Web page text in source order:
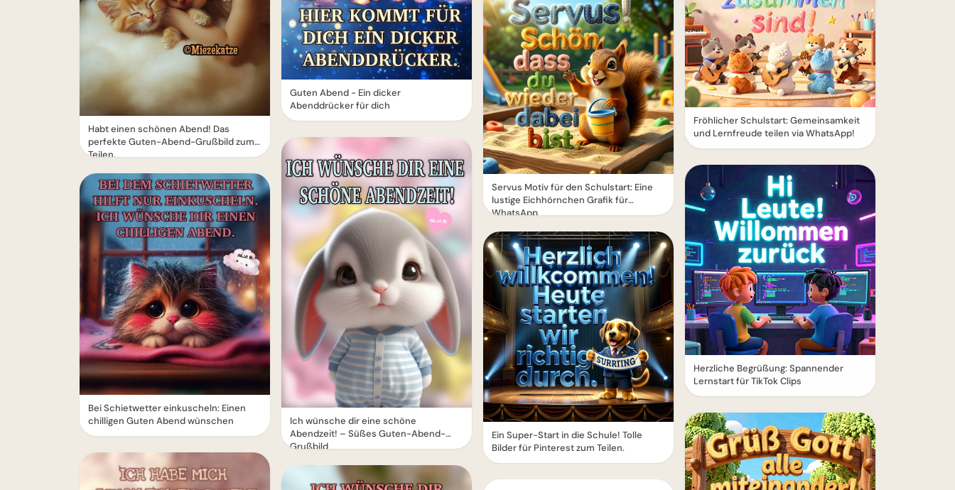
Habt einen schönen Abend! Das
perfekte Guten-Abend-Grußbild zum
Teilen.
Bei Schietwetter einkuscheln: Einen
chilligen Guten Abend wünschen
Guten Abend - Ein dicker
Abenddrücker für dich
Ich wünsche dir eine schöne
Abendzeit! – Süßes Guten-Abend-
Grußbild
Servus Motiv für den Schulstart: Eine
lustige Eichhörnchen Grafik für
WhatsApp
Ein Super-Start in die Schule! Tolle
Bilder für Pinterest zum Teilen.
Fröhlicher Schulstart: Gemeinsamkeit
und Lernfreude teilen via WhatsApp!
Herzliche Begrüßung: Spannender
Lernstart für TikTok Clips